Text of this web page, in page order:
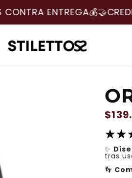
CON ADDI Y
✨
tras
👣